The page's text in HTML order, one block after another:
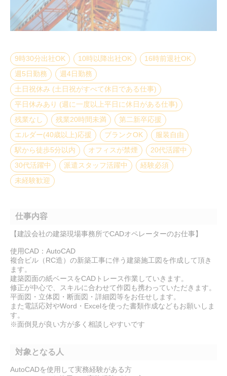
9時30分出社OK 10時以降出社OK
16時前退社OK
週5日勤務
週4日勤務
土日祝休み (土日祝がすべて休日である仕事)
平日休みあり (週に一度以上平日に休日がある仕事)
残業なし
残業20時間未満
第二新卒応援
エルダー(40歳以上)応援
ブランクOK
服装自由
駅から徒歩5分以内
オフィスが禁煙
20代活躍中
30代活躍中
派遣スタッフ活躍中
経験必須
未経験歓迎
仕事内容
【建設会社の建築現場事務所でCADオペレーターのお仕事】
使用CAD：AutoCAD
複合ビル（RC造）の新築工事に伴う建築施工図を作成して頂き
ます。
建築図面の紙ベースをCADトレース作業していきます。
修正が中心で、スキルに合わせて作図も携わっていただきます。
平面図・立体図・断面図・詳細図等をお任せします。
また電話応対やWord・Excelを使った書類作成などもお願いしま
す。
※面倒見が良い方が多く相談しやすいです
対象となる人
AutoCADを使用して実務経験がある方